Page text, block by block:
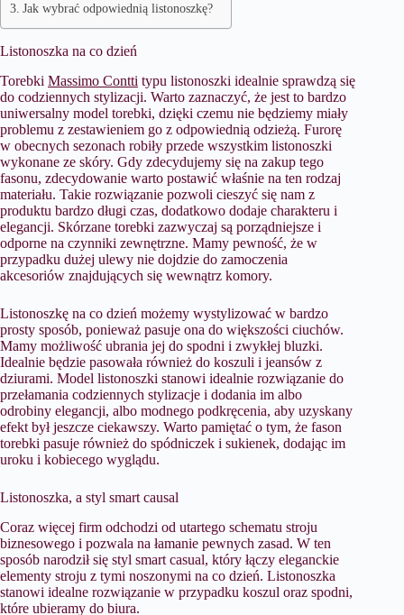
​Jak wybrać odpowiednią listonoszkę?
​Listonoszka na co dzień
Torebki Massimo Contti typu listonoszki idealnie sprawdzą się
do codziennych stylizacji. Warto zaznaczyć, że jest to bardzo
uniwersalny model torebki, dzięki czemu nie będziemy miały
problemu z zestawieniem go z odpowiednią odzieżą. Furorę
w obecnych sezonach robiły przede wszystkim listonoszki
wykonane ze skóry. Gdy zdecydujemy się na zakup tego
fasonu, zdecydowanie warto postawić właśnie na ten rodzaj
materiału. Takie rozwiązanie pozwoli cieszyć się nam z
produktu bardzo długi czas, dodatkowo dodaje charakteru i
elegancji. Skórzane torebki zazwyczaj są porządniejsze i
odporne na czynniki zewnętrzne. Mamy pewność, że w
przypadku dużej ulewy nie dojdzie do zamoczenia
akcesoriów znajdujących się wewnątrz komory.
Listonoszkę na co dzień możemy wystylizować w bardzo
prosty sposób, ponieważ pasuje ona do większości ciuchów.
Mamy możliwość ubrania jej do spodni i zwykłej bluzki.
Idealnie będzie pasowała również do koszuli i jeansów z
dziurami. Model listonoszki stanowi idealnie rozwiązanie do
przełamania codziennych stylizacje i dodania im albo
odrobiny elegancji, albo modnego podkręcenia, aby uzyskany
efekt był jeszcze ciekawszy. Warto pamiętać o tym, że fason
torebki pasuje również do spódniczek i sukienek, dodając im
uroku i kobiecego wyglądu.
​Listonoszka, a styl smart causal
Coraz więcej firm odchodzi od utartego schematu stroju
biznesowego i pozwala na łamanie pewnych zasad. W ten
sposób narodził się styl smart casual, który łączy eleganckie
elementy stroju z tymi noszonymi na co dzień. Listonoszka
stanowi idealne rozwiązanie w przypadku koszul oraz spodni,
które ubieramy do biura.